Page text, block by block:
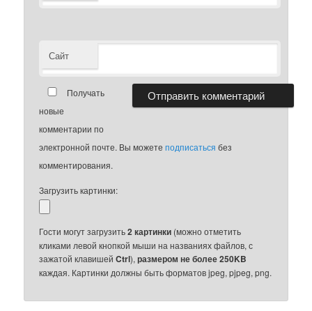
Сайт
Получать
новые
комментарии по
электронной почте. Вы можетеподписаться без
комментирования.
Загрузить картинки:
Гости могут загрузить2 картинки (можно отметить
кликами левой кнопкой мыши на названиях файлов, с
зажатой клавишейCtrl),размером не более 250KB
каждая. Картинки должны быть форматов jpeg, pjpeg, png.